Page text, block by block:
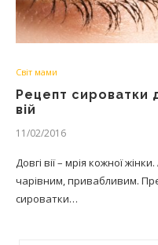
Світ мами
Рецепт сироватки
вій
11/02/2016
Довгі вії – мрія кожної
чарівним, привабливим.
сироватки…